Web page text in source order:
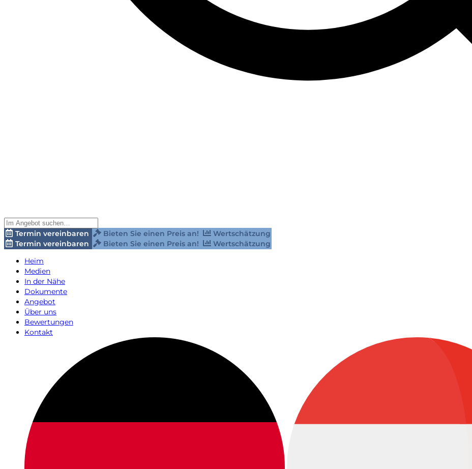
Termin vereinbaren Bieten Sie einen Preis an!
Wertschätzung
Termin vereinbaren
Bieten Sie einen Preis an!
Wertschätzung
Heim
Medien
In der Nähe
Dokumente
Angebot
Über uns
Bewertungen
Kontakt